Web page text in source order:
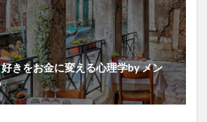
きをお金に変える心理学by メン